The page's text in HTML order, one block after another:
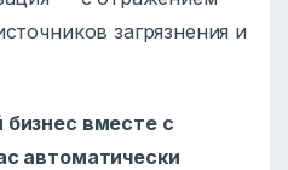
загрязнения и
вместе с
автоматически